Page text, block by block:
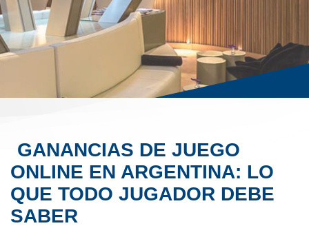
GANANCIAS DE JUEGO
ONLINE EN ARGENTINA: LO
QUE TODO JUGADOR DEBE
SABER